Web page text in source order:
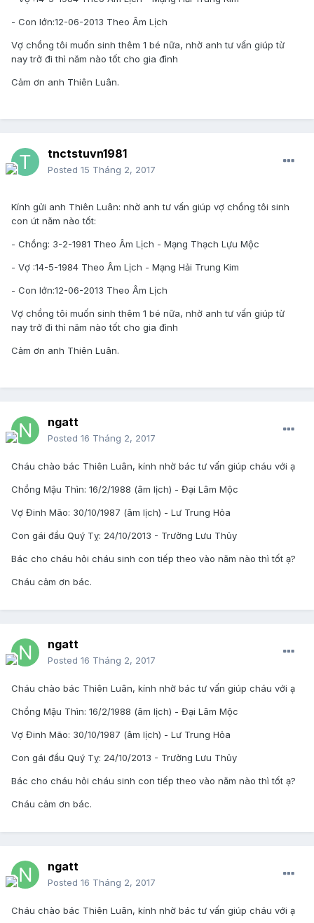
- Con lớn:12-06-2013 Theo Âm Lịch
Vợ chồng tôi muốn sinh thêm 1 bé nữa, nhờ anh tư vấn giúp từ
nay trở đi thì năm nào tốt cho gia đình
Cảm ơn anh Thiên Luân.
tnctstuvn1981
Posted 15 Tháng 2, 2017
Kính gửi anh Thiên Luân: nhờ anh tư vấn giúp vợ chồng tôi sinh
con út năm nào tốt:
- Chồng: 3-2-1981 Theo Âm Lịch - Mạng Thạch Lựu Mộc
- Vợ :14-5-1984 Theo Âm Lịch - Mạng Hải Trung Kim
- Con lớn:12-06-2013 Theo Âm Lịch
Vợ chồng tôi muốn sinh thêm 1 bé nữa, nhờ anh tư vấn giúp từ
nay trở đi thì năm nào tốt cho gia đình
Cảm ơn anh Thiên Luân.
ngatt
Posted 16 Tháng 2, 2017
Cháu chào bác Thiên Luân, kính nhờ bác tư vấn giúp cháu với ạ
Chồng Mậu Thìn: 16/2/1988 (âm lịch) - Đại Lâm Mộc
Vợ Đinh Mão: 30/10/1987 (âm lịch) - Lư Trung Hỏa
Con gái đầu Quý Tỵ: 24/10/2013 - Trường Lưu Thủy
Bác cho cháu hỏi cháu sinh con tiếp theo vào năm nào thì tốt ạ?
Cháu cảm ơn bác.
ngatt
Posted 16 Tháng 2, 2017
Cháu chào bác Thiên Luân, kính nhờ bác tư vấn giúp cháu với ạ
Chồng Mậu Thìn: 16/2/1988 (âm lịch) - Đại Lâm Mộc
Vợ Đinh Mão: 30/10/1987 (âm lịch) - Lư Trung Hỏa
Con gái đầu Quý Tỵ: 24/10/2013 - Trường Lưu Thủy
Bác cho cháu hỏi cháu sinh con tiếp theo vào năm nào thì tốt ạ?
Cháu cảm ơn bác.
ngatt
Posted 16 Tháng 2, 2017
Cháu chào bác Thiên Luân, kính nhờ bác tư vấn giúp cháu với ạ